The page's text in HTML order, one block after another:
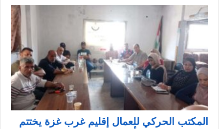
المكتب الحركي للعمال إقليم غرب غزة يختتم